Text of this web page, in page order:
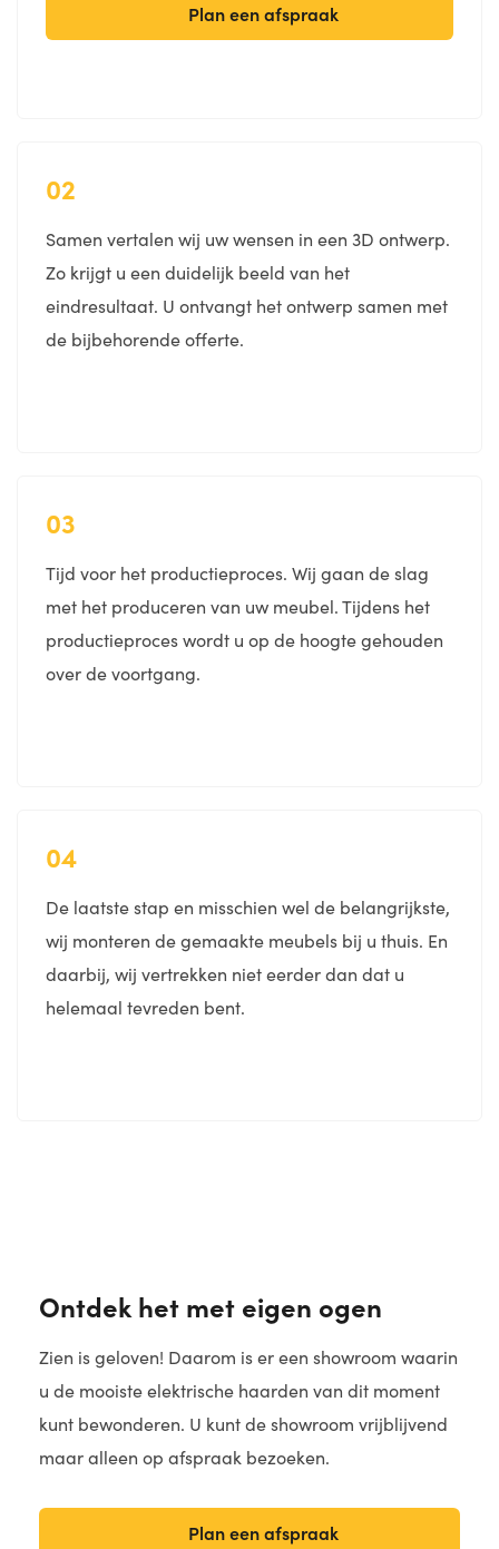
Plan een afspraak
02
Samen vertalen wij uw wensen in een 3D ontwerp.
Zo krijgt u een duidelijk beeld van het
eindresultaat. U ontvangt het ontwerp samen met
de bijbehorende offerte.
03
Tijd voor het productieproces. Wij gaan de slag
met het produceren van uw meubel. Tijdens het
productieproces wordt u op de hoogte gehouden
over de voortgang.
04
De laatste stap en misschien wel de belangrijkste,
wij monteren de gemaakte meubels bij u thuis. En
daarbij, wij vertrekken niet eerder dan dat u
helemaal tevreden bent.
Ontdek het met eigen ogen
Zien is geloven! Daarom is er een showroom waarin
u de mooiste elektrische haarden van dit moment
kunt bewonderen. U kunt de showroom vrijblijvend
maar alleen op afspraak bezoeken.
Plan een afspraak